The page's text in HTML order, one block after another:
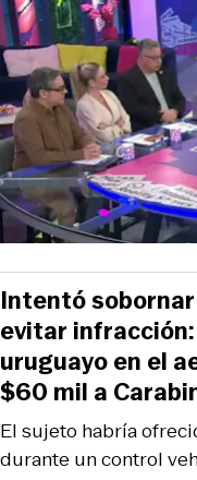
El sujeto habría
durante un control
Intentó
evitar
uruguayo en el
$60 mil a